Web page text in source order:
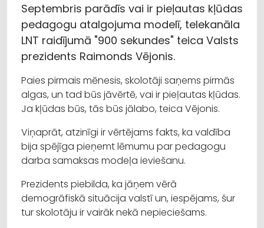
Septembris parādīs vai ir pieļautas kļūdas
pedagogu atalgojuma modelī, telekanāla
LNT raidījumā "900 sekundes" teica Valsts
prezidents Raimonds Vējonis.
Paies pirmais mēnesis, skolotāji saņems pirmās
algas, un tad būs jāvērtē, vai ir pieļautas kļūdas.
Ja kļūdas būs, tās būs jālabo, teica Vējonis.
Viņaprāt, atzinīgi ir vērtējams fakts, ka valdība
bija spējīga pieņemt lēmumu par pedagogu
darba samaksas modeļa ieviešanu.
Prezidents piebilda, ka jāņem vērā
demogrāfiskā situācija valstī un, iespējams, šur
tur skolotāju ir vairāk nekā nepieciešams.